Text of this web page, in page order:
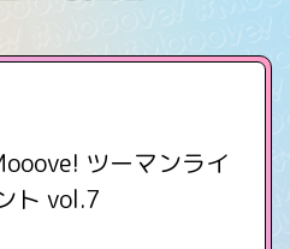
ツーマンライ
ト vol.7